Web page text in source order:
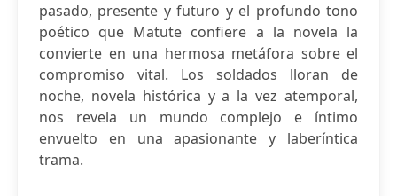
pasado, presente y futuro y el profundo tono
poético que Matute confiere a la novela la
convierte en una hermosa metáfora sobre el
compromiso vital. Los soldados lloran de
noche, novela histórica y a la vez atemporal,
nos revela un mundo complejo e íntimo
envuelto en una apasionante y laberíntica
trama.